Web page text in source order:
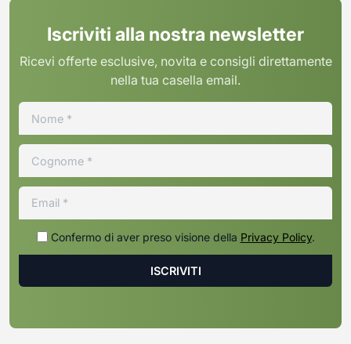
Iscriviti alla nostra newsletter
Ricevi offerte esclusive, novita e consigli direttamente
nella tua casella email.
Confermo di aver preso visione della Privacy Policy.